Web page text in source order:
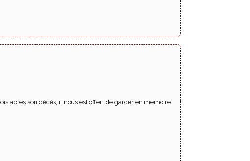
après son décès, il nous est offert de garder en mémoire